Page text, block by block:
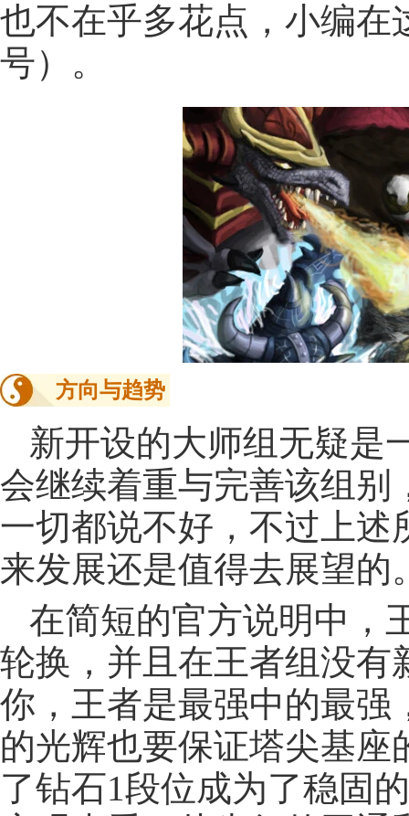
也不在乎多花点，小编在
号）。
方向与趋势
新开设的大师组无疑是
会继续着重与完善该组别
一切都说不好，不过上述
来发展还是值得去展望的
在简短的官方说明中，
轮换，并且在王者组没有
你，王者是最强中的最
的光辉也要保证塔尖基
了钻石1段位成为了稳固